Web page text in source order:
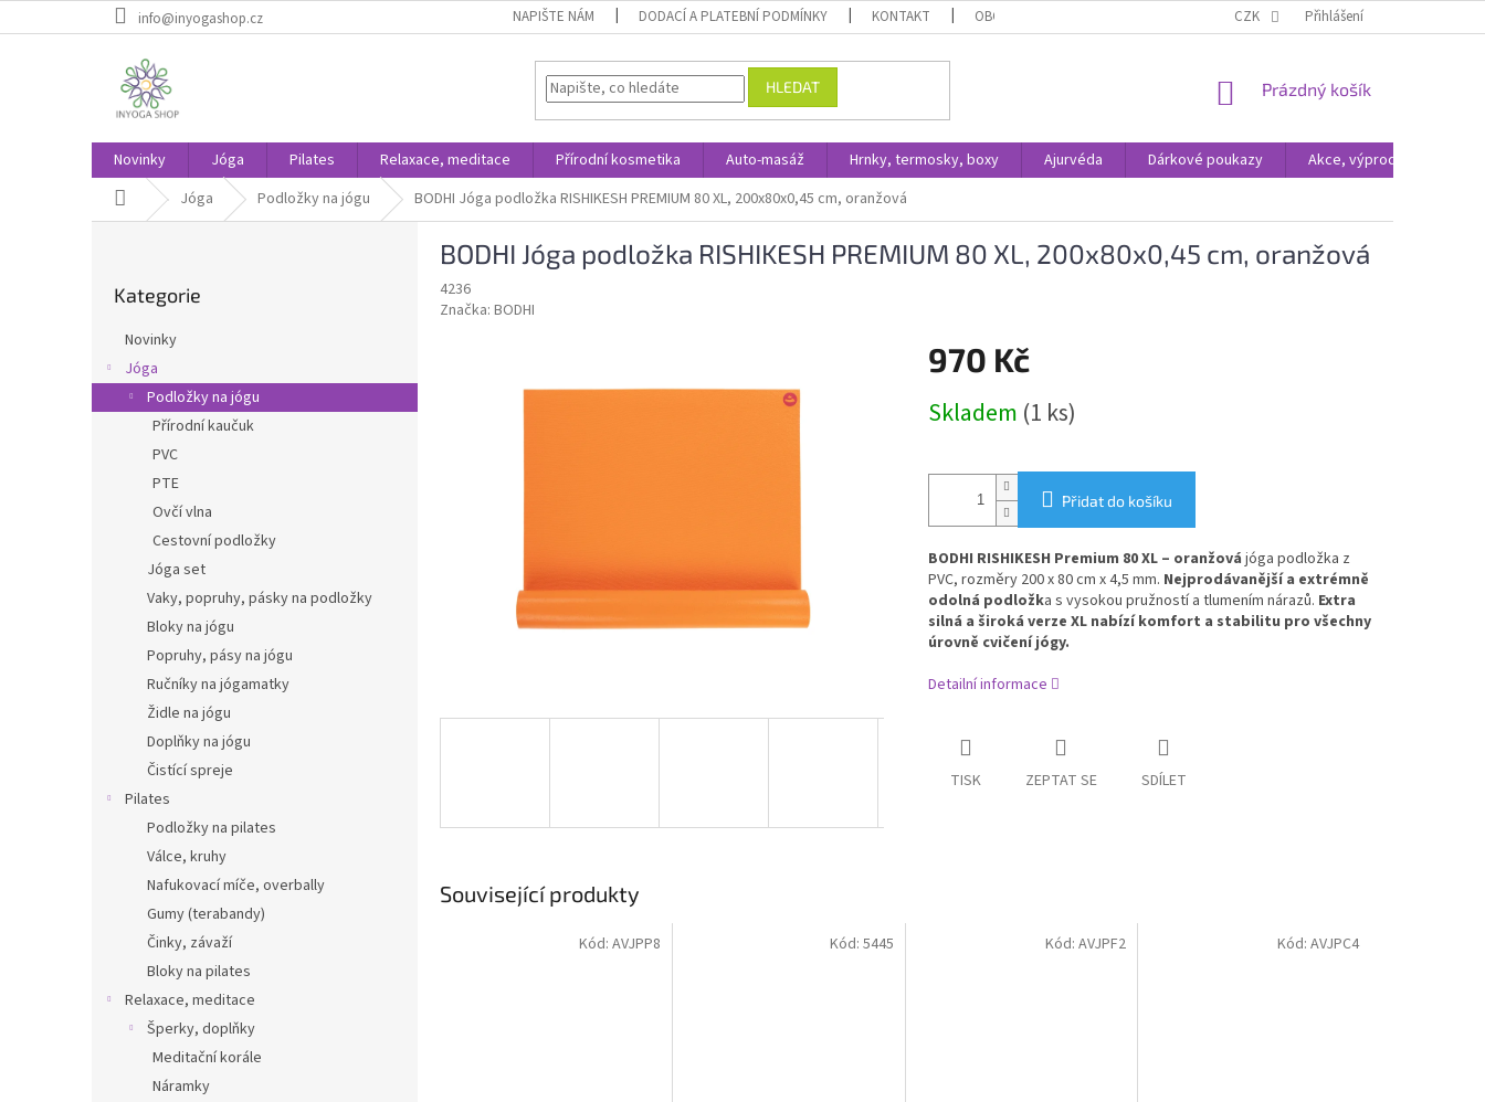
na
info@inyogashop.cz NAPIŠTE NÁM DODACÍ A PLATEBNÍ PODMÍNKY KONTAKT OBCHODNÍ PODMÍNKY ODSTOUPENÍ OD SMLOUVY OCHRANA
CZK Přihlášení
HLEDAT
NÁKUPNÍ
Prázdný košík
Novinky Jóga Pilates Relaxace, meditace Přírodní kosmetika Auto-masáž Hrnky, termosky, boxy Ajurvéda Dárkové poukazy
Akce, výprodej
Domů Jóga Podložky na jógu BODHI Jóga podložka RISHIKESH PREMIUM 80 XL, 200x80x0,45 cm, oranžová
n
kategorie
Kategorie
Novinky
Jóga
Podložky na jógu
Přírodní kaučuk
PVC
PTE
Ovčí vlna
Cestovní podložky
Jóga set
Vaky, popruhy, pásky na podložky
Bloky na jógu
Popruhy, pásy na jógu
Ručníky na jógamatky
Židle na jógu
Doplňky na jógu
Čistící spreje
Pilates
Podložky na pilates
Válce, kruhy
Nafukovací míče, overbally
Gumy (terabandy)
Činky, závaží
Bloky na pilates
Relaxace, meditace
Šperky, doplňky
Meditační korále
Náramky
BODHI Jóga podložka RISHIKESH PREMIUM 80 XL, 200x80x0,45 cm, oranžová
4236
Značka: BODHI
970 Kč
cena:
Skladem (1 ks)
Přidat do košíku
BODHI RISHIKESH Premium 80 XL – oranžová jóga podložka z
PVC, rozměry 200 x 80 cm x 4,5 mm. Nejprodávanější a extrémně
odolná podložka s vysokou pružností a tlumením nárazů. Extra
silná a široká verze XL nabízí komfort a stabilitu pro všechny
úrovně cvičení jógy.
Detailní informace
TISK ZEPTAT SE SDÍLET
Související produkty
Kód: AVJPP8 Kód: 5445 Kód:AVJPF2 Kód: AVJPC4